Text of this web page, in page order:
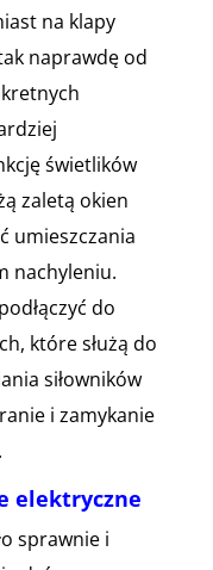
na klapy
naprawdę od
świetlików
zaletą okien
umieszczania
nachyleniu.
do
które służą do
siłowników
i zamykanie
elektryczne
sprawnie i